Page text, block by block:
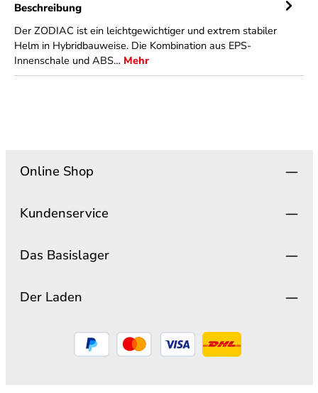
Beschreibung
Der ZODIAC ist ein leichtgewichtiger und extrem stabiler
Helm in Hybridbauweise. Die Kombination aus EPS-
Innenschale und ABS… Mehr
Online Shop
Kundenservice
Das Basislager
Der Laden